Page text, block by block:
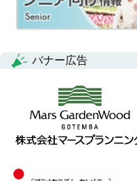
バナー広告